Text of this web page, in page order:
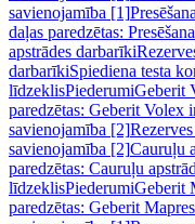
savienojamība [1]
daļas paredzētas:
apstrādes darbarīki
darbarīkiSpiediena testa
līdzeklisPiederumiGeberit
paredzētas: Geberit Volex
savienojamība [2]
savienojamība [2]Cauruļu
paredzētas: Cauruļu
līdzeklisPiederumiGeberit
paredzētas: Geberit